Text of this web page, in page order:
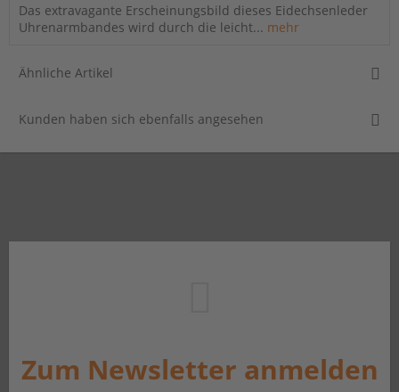
Das extravagante Erscheinungsbild dieses Eidechsenleder
Uhrenarmbandes wird durch die leicht... mehr
Ähnliche Artikel
Kunden haben sich ebenfalls angesehen
Zum Newsletter anmelden